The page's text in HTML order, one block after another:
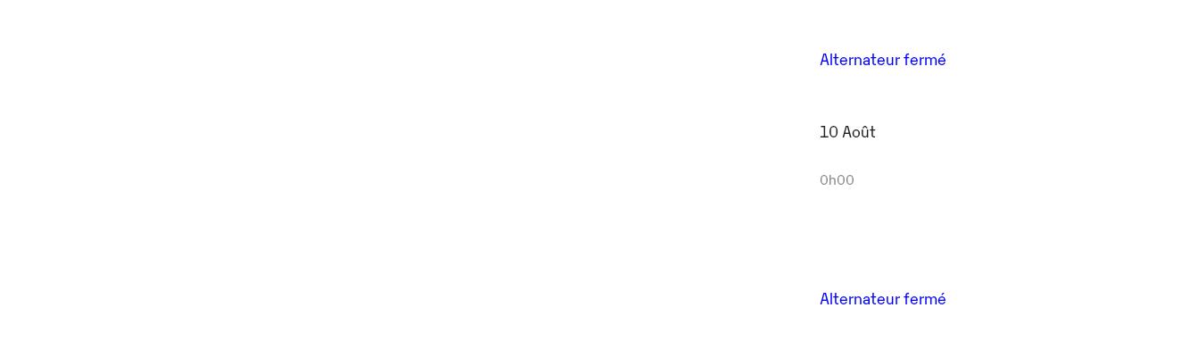
Alternateur fermé
10 Août
0h00
Alternateur fermé